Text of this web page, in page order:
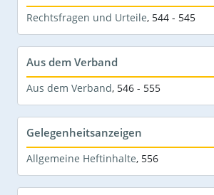
Rechtsfragen und Urteile, 544 - 545
Aus dem Verband
Aus dem Verband, 546 - 555
Gelegenheitsanzeigen
Allgemeine Heftinhalte, 556